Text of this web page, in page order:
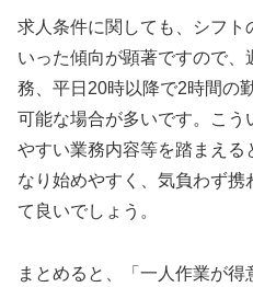
求人条件に関しても、シフト
いった傾向が顕著ですので
務、平日20時以降で2時間の
可能な場合が多いです。こう
やすい業務内容等を踏まえ
なり始めやすく、気負わず
て良いでしょう。
まとめると、「一人作業が